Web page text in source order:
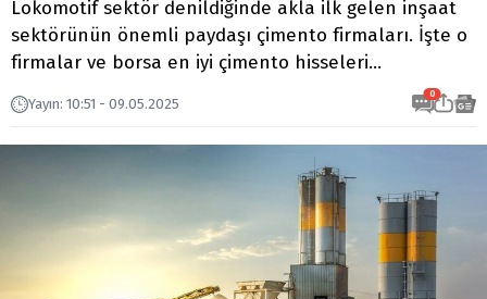
Lokomotif sektör denildiğinde akla ilk gelen inşaat
sektörünün önemli paydaşı çimento firmaları. İşte o
firmalar ve borsa en iyi çimento hisseleri…
Yayın: 10:51 - 09.05.2025
0